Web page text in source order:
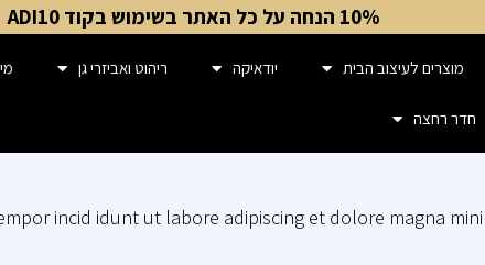
10% הנחה על כל האתר בשימוש בקוד ADI10
מוצרים לעיצוב הבית יודאיקה ריהוט ואביזרי גן
חדר רחצה
incid idunt ut labore adipiscing et dolore magna